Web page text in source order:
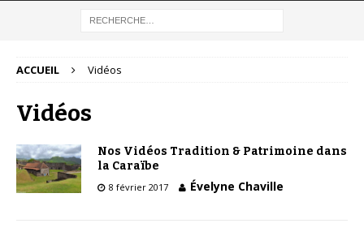
ACCUEIL Vidéos
Vidéos
Nos Vidéos Tradition & Patrimoine dans
la Caraïbe
8 février 2017 Évelyne Chaville